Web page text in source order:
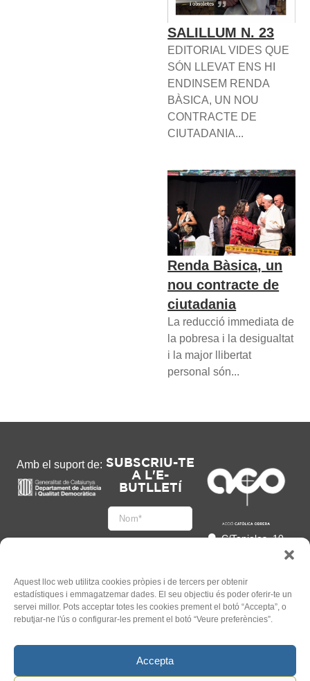
Aquest lloc web utilitza cookies pròpies i de tercers per obtenir
estadístiques i emmagatzemar dades. El seu objectiu és poder oferir-te un
servei millor. Pots acceptar totes les cookies prement el botó “Accepta”, o
rebutjar-ne l'ús o configurar-les prement el botó “Veure preferències”.
Accepta
SALILLUM N. 23
EDITORIAL VIDES QUE
SÓN LLEVAT ENS HI
ENDINSEM RENDA
BÀSICA, UN NOU
CONTRACTE DE
CIUTADANIA...
Renda Bàsica, un
nou contracte de
ciutadania
La reducció immediata de
la pobresa i la desigualtat
i la major llibertat
personal són...
Amb el suport de: SUBSCRIU-TE
A L'E-
BUTLLETÍ
Accepto
l'Informació legal
C/Tapioles, 10
93 505 86 86
hola@acocat.org